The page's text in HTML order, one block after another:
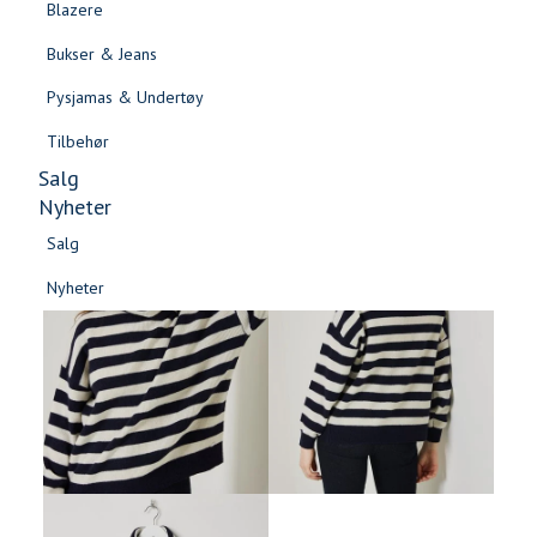
Skjorter & Bluser
Salg
Nyheter
Salg
Nyheter
Blazere
Bukser & Jeans
Pysjamas & Undertøy
Tilbehør
Salg
Nyheter
Salg
Nyheter